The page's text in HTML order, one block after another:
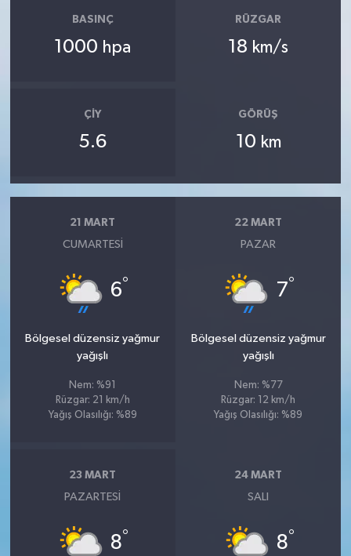
BASINÇ
1000 hpa
RÜZGAR
18 km/s
ÇIY
5.6
GÖRÜŞ
10 km
21 MART
CUMARTESI
6°
Bölgesel düzensiz yağmur
yağışlı
Nem: %91
Rüzgar: 21 km/h
Yağış Olasılığı: %89
22 MART
PAZAR
7°
Bölgesel düzensiz yağmur
yağışlı
Nem: %77
Rüzgar: 12 km/h
Yağış Olasılığı: %89
23 MART
PAZARTESI
8°
24 MART
SALI
8°